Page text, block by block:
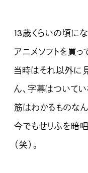
13歳くらいの頃に
アニメソフトを買っ
当時はそれ以外に
ん、字幕はついて
筋はわかるものな
今でもせりふを暗
（笑）。